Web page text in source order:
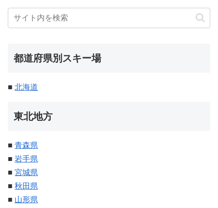
都道府県別スキー場
■ 北海道
東北地方
■ 青森県
■ 岩手県
■ 宮城県
■ 秋田県
■ 山形県